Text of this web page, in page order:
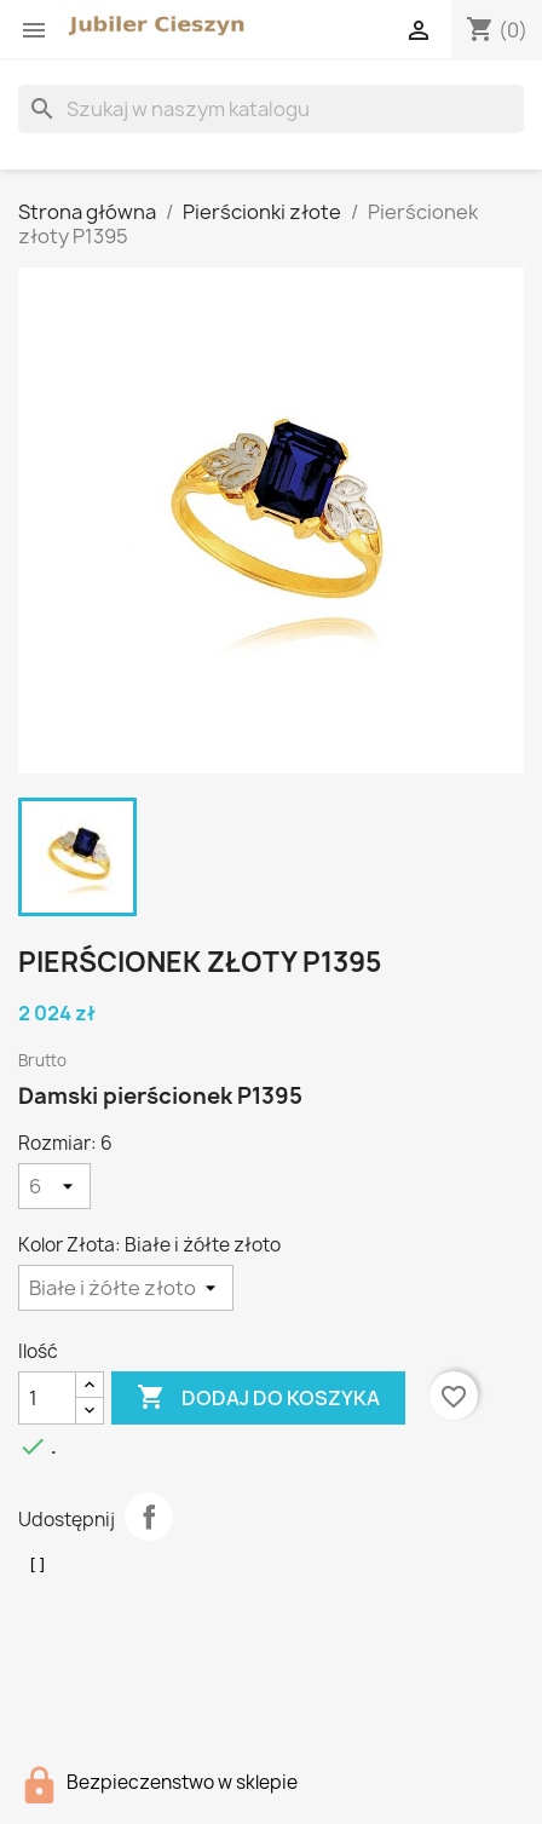
 shopping_cart (0)

search
Strona główna Pierścionki złote
Pierścionek
złoty P1395
PIERŚCIONEK ZŁOTY P1395
2 024 zł
Brutto
Damski pierścionek P1395
Rozmiar: 6
Kolor Złota: Białe i żółte złoto
Ilość
 DODAJ DO KOSZYKA
favorite_border
 .
Udostępnij
Bezpieczenstwo w sklepie